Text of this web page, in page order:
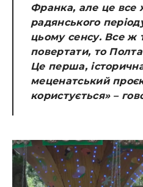
Франка, але це все
радянського
цьому сенсу. Все ж
повертати, то
Це перша,
меценатський
користується» –